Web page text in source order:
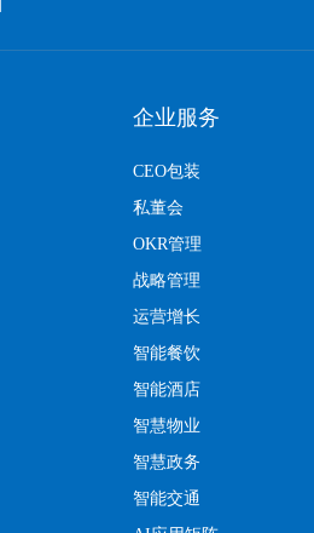
企业服务
CEO包装
私董会
OKR管理
战略管理
运营增长
智能餐饮
智能酒店
智慧物业
智慧政务
智能交通